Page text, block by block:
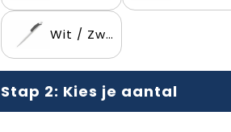
Wit / Zwart
Stap 2: Kies je aantal